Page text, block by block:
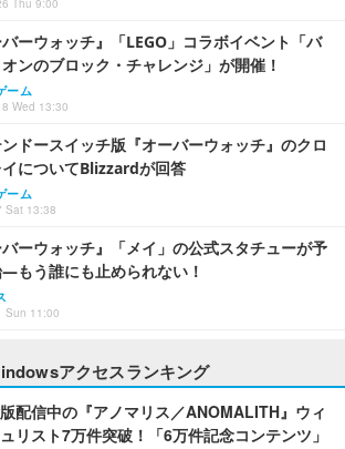
Thu 9:00
バーウォッチ』「LEGO」コラボイベント「バ
ンのブロック・チャレンジ」が開催！
ーム
Wed 13:30
ドースイッチ版『オーバーウォッチ』のクロ
についてBlizzardが回答
ーム
Sat 13:38
バーウォッチ』「メイ」の公式スタチューが予
もう誰にも止められない！
Sun 11:00
アクセスランキング
配信中の『アノマリス／ANOMALITH』ウィ
リスト7万件突破！「6万件記念コンテンツ」